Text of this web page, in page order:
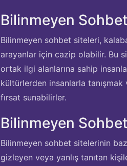
Bilinmeyen
Bilinmeyen sohbet siteleri,
arayanlar için cazip olabilir. Bu
ortak ilgi alanlarına sahip
kültürlerden insanlarla
fırsat sunabilirler.
Bilinmeyen
Bilinmeyen sohbet sitelerinin
gizleyen veya yanlış tanıtan